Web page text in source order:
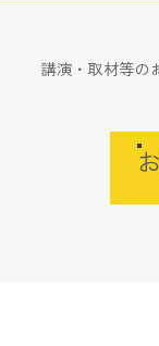
講演・取材等の